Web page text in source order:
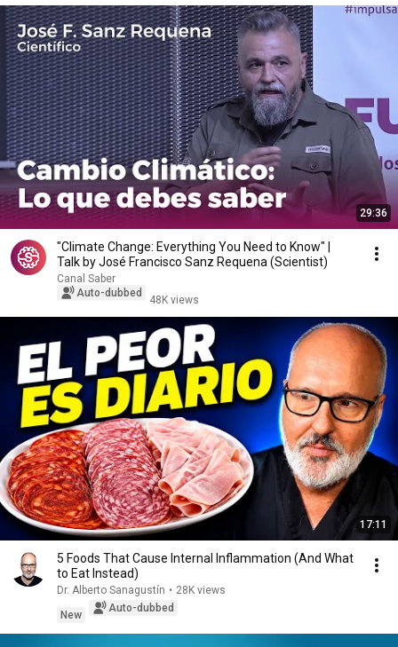
29:36
"Climate Change: Everything You Need to Know" |
Talk by José Francisco Sanz Requena (Scientist)
Canal Saber
Auto-dubbed
48K views
17:11
5 Foods That Cause Internal Inflammation (And What
to Eat Instead)
Dr. Alberto Sanagustín • 28K views
New
Auto-dubbed